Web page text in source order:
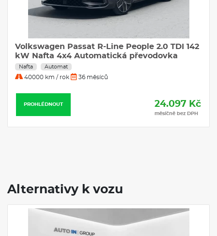
Volkswagen Passat R-Line People 2.0 TDI 142
kW Nafta 4x4 Automatická převodovka
Nafta Automat
40000 km / rok 36 měsíců
PROHLÉDNOUT 24.097 Kč
měsíčně bez DPH
Alternativy k vozu